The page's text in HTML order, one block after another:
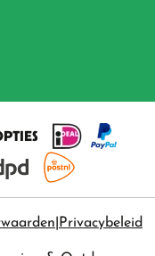
Privacybeleid